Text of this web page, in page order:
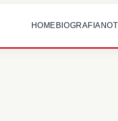
HOME BIOGRAFIA